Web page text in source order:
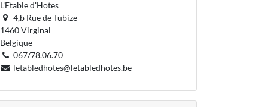
L'Etable d'Hotes
4,b Rue de Tubize
1460 Virginal
Belgique
067/78.06.70
letabledhotes@letabledhotes.be